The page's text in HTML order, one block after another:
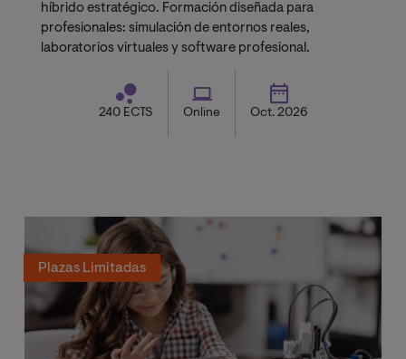
híbrido estratégico. Formación diseñada para
profesionales: simulación de entornos reales,
laboratorios virtuales y software profesional.
240 ECTS Online Oct. 2026
Plazas Limitadas